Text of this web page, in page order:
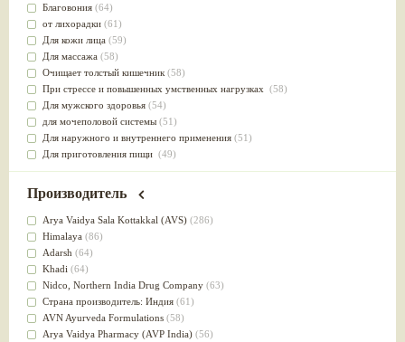
Благовония (64)
от лихорадки (61)
Для кожи лица (59)
Для массажа (58)
Очищает толстый кишечник (58)
При стрессе и повышенных умственных нагрузках (58)
Для мужского здоровья (54)
для мочеполовой системы (51)
Для наружного и внутреннего применения (51)
Для приготовления пищи (49)
от инфекций мочеполовой системы(49)
для суставов
Лечит опухоли и отеки(46)
Для медитации
выводит токсины
Для здоровья печени
Для тела(39)
для очищения крови(38)
При диабете(38)
Антиоксидант(37)
Производитель
Arya Vaidya Sala Kottakkal (AVS) (286)
Himalaya (86)
Adarsh (64)
Khadi (64)
Nidсo, Northern India Drug Company (63)
Страна производитель: Индия (61)
AVN Ayurveda Formulations (58)
Arya Vaidya Pharmacy (AVP India) (56)